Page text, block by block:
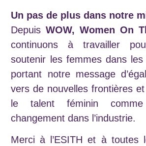
Un pas de plus dans notre
DepuisWOW, Women On
continuons à travailler
soutenir les femmes dans
portant notre message
vers de nouvelles frontières
le talent féminin
changement dans l’industrie.
Merci à l’ESITH et à toutes